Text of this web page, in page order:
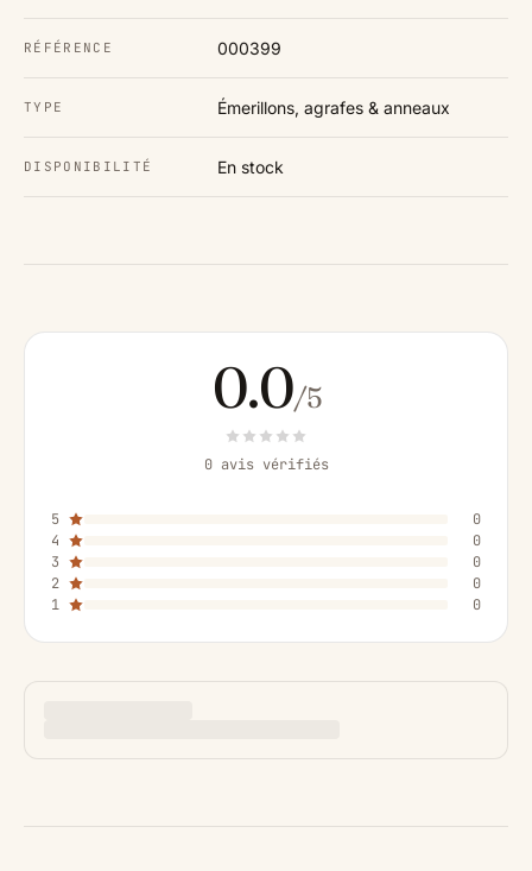
RÉFÉRENCE 000399
TYPE Émerillons, agrafes & anneaux
DISPONIBILITÉ En stock
0.0/5
0 avis vérifiés
5
0
4
0
3
0
2
0
1
0